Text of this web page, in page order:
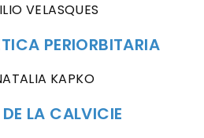
VELASQUES
PERIORBITARIA
KAPKO
LA CALVICIE